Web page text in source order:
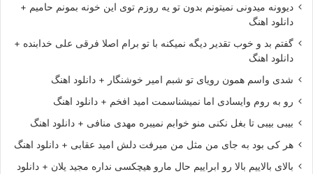
دیوونه میدونی نمیتونم بدون تو یه روزم توی این خونه بمونم حامیم +
دانلود اهنگ
گفتم بد و خوب تقدیر دیگه نمیکنه با تو برام اصلا فرقی علی خدابنده +
دانلود اهنگ
شدی واسم همون رویای تو شبم امیر خوشنگار + دانلود اهنگ
رو به روم وایسادی اما نمیشناسمت امید افخم + دانلود اهنگ
بیبی بیبی تا بغل نکنی منو خوابم نمیبره مهدی منافی + دانلود اهنگ
هر کی بود به جای من مثل من میرفت دلش امید عقابی + دانلود اهنگ
بالای بالاییم بالا رو ابراییم حال مارو هیچکسی نداره مجید یلان + دانلود